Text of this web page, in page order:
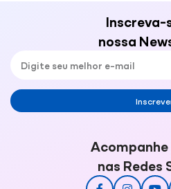
Inscreva-
nossa
nas Redes